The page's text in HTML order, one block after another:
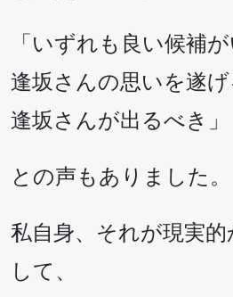
「いずれも良い候補が
逢坂さんの思いを遂げ
逢坂さんが出るべき」
との声もありました。
私自身、それが現実
して、